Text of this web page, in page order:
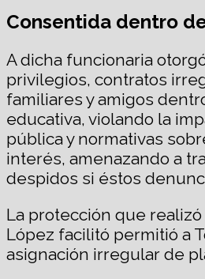
Consentida dentro
A dicha funcionaria
privilegios, contratos
familiares y amigos
educativa, violando la
pública y normativas
interés, amenazando a
despidos si éstos
La protección que
López facilitó permitió a
asignación irregular de